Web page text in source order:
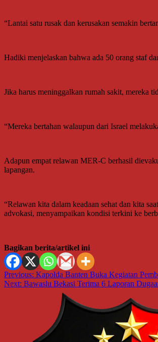
“Lantai satu rusak dan kerusakan semakin
Hadiki menjelaskan bahwa ada 50 orang staf
Jika harus meninggalkan rumah sakit, mereka
“Mereka bertahan walaupun dari Israel
Adapun empat relawan MER-C berhasil
lapangan.
“Relawan kita dalam keadaan sehat dan kita
advokasi, menyampaikan kondisi terkini ke
Bagikan berita/artikel ini
Navigasi
pos
Previous: Kapolda Banten Buka Kegiatan
Next: Bawaslu Bekasi Terima 6 Laporan